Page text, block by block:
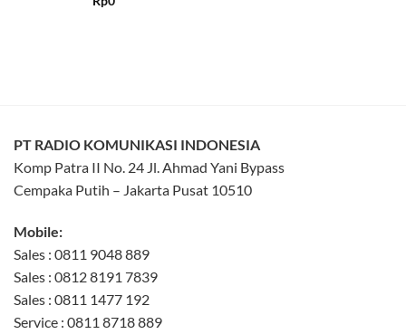
PT RADIO KOMUNIKASI INDONESIA
Komp Patra II No. 24 Jl. Ahmad Yani Bypass
Cempaka Putih – Jakarta Pusat 10510
Mobile:
Sales : 0811 9048 889
Sales : 0812 8191 7839
Sales : 0811 1477 192
Service : 0811 8718 889